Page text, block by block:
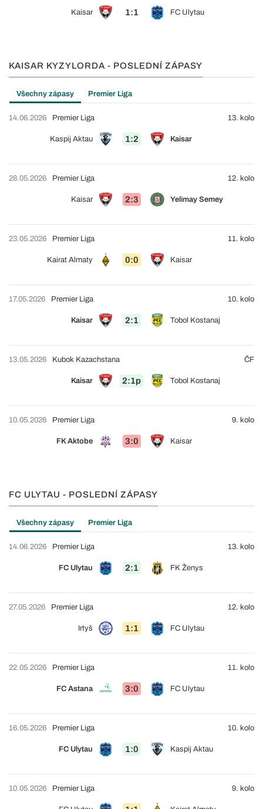
Kaisar 1:1 FC Ulytau
KAISAR KYZYLORDA - POSLEDNÍ ZÁPASY
Všechny zápasy Premier Liga
14.06.2026
Kaspij Aktau 1:2 Kaisar
Premier Liga 13. kolo
28.05.2026
Kaisar 2:3 Yelimay Semey
Premier Liga 12. kolo
23.05.2026
Kairat Almaty 0:0 Kaisar
Premier Liga 11. kolo
17.05.2026
Kaisar 2:1 Tobol Kostanaj
Premier Liga 10. kolo
13.05.2026
Kaisar 2:1p Tobol Kostanaj
Kubok Kazachstana ČF
10.05.2026
FK Aktobe 3:0 Kaisar
Premier Liga 9. kolo
FC ULYTAU - POSLEDNÍ ZÁPASY
Všechny zápasy Premier Liga
14.06.2026
FC Ulytau 2:1 FK Ženys
Premier Liga 13. kolo
27.05.2026
Irtyš 1:1 FC Ulytau
Premier Liga 12. kolo
22.05.2026
FC Astana 3:0 FC Ulytau
Premier Liga 11. kolo
16.05.2026
FC Ulytau 1:0 Kaspij Aktau
Premier Liga 10. kolo
10.05.2026 Premier Liga 9. kolo